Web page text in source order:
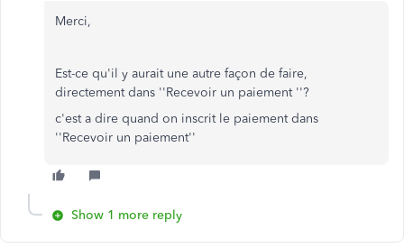
Merci,
Est-ce qu'il y aurait une autre façon de faire,
directement dans ''Recevoir un paiement ''?
c'est a dire quand on inscrit le paiement dans
''Recevoir un paiement''
Show 1 more reply